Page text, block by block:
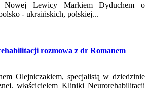
Nowej Lewicy Markiem Dyduchem o
- ukraińskich, polskiej...
rozmowa z dr Romanem
Olejniczakiem, specjalistą w dziedzinie
właścicielem Kliniki Neurorehabilitacji